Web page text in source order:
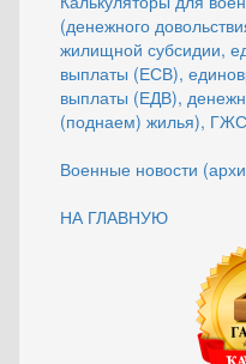
(денежного
жилищной субсидии,
выплаты (ЕСВ),
выплаты (ЕДВ),
(поднаем) жилья), ГЖС
Военные новости
НА ГЛАВНУЮ